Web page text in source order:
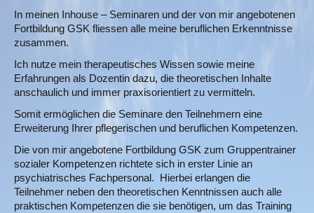
In meinen Inhouse – Seminaren und der von mir angebotenen
Fortbildung GSK fliessen alle meine beruflichen Erkenntnisse
zusammen.
Ich nutze mein therapeutisches Wissen sowie meine
Erfahrungen als Dozentin dazu, die theoretischen Inhalte
anschaulich und immer praxisorientiert zu vermitteln.
Somit ermöglichen die Seminare den Teilnehmern eine
Erweiterung Ihrer pflegerischen und beruflichen Kompetenzen.
Die von mir angebotene Fortbildung GSK zum Gruppentrainer
sozialer Kompetenzen richtete sich in erster Linie an
psychiatrisches Fachpersonal. Hierbei erlangen die
Teilnehmer neben den theoretischen Kenntnissen auch alle
praktischen Kompetenzen die sie benötigen, um das Training